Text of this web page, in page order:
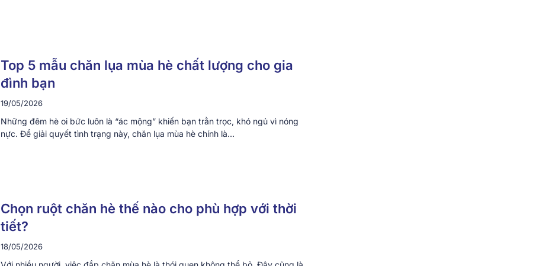
Top 5 mẫu chăn lụa mùa hè chất lượng cho gia
đình bạn
19/05/2026
Những đêm hè oi bức luôn là “ác mộng” khiến bạn trằn trọc, khó ngủ vì nóng
nực. Để giải quyết tình trạng này, chăn lụa mùa hè chính là…
Chọn ruột chăn hè thế nào cho phù hợp với thời
tiết?
18/05/2026